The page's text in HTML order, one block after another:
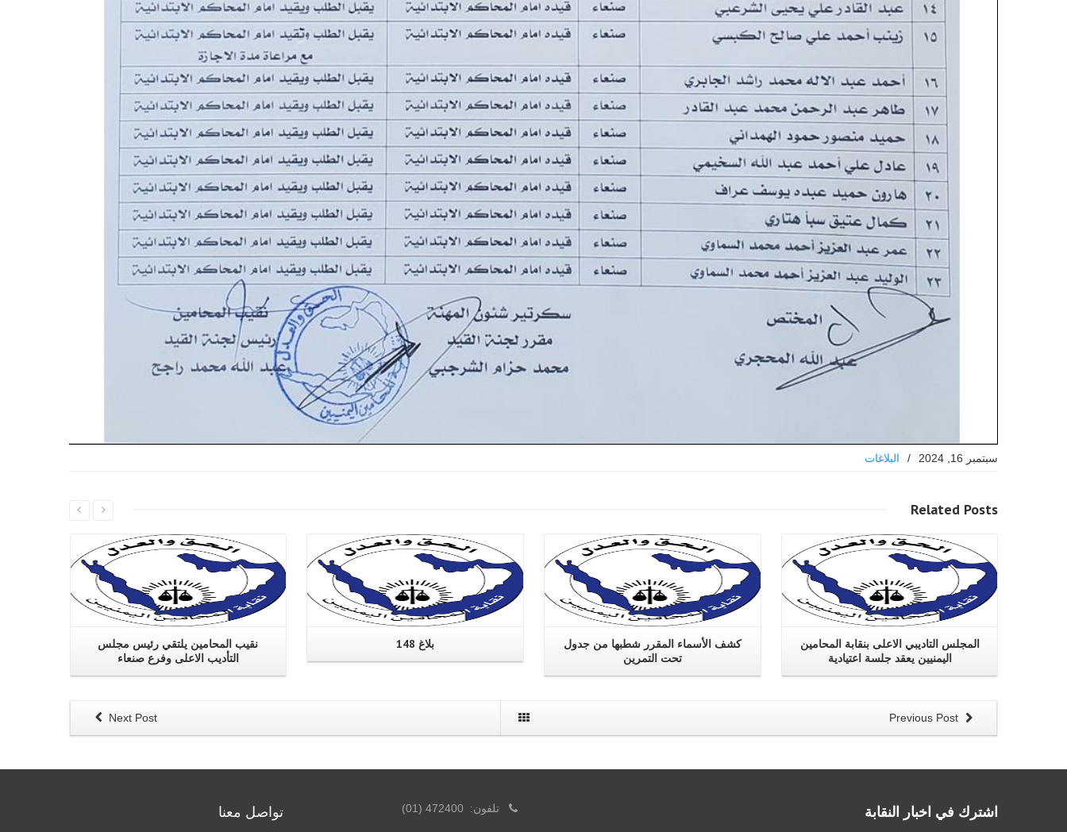
سبتمبر 16, 2024 / البلاغات
Related Posts
نقيب المحامين يلتقي رئيس مجلس
التأديب الاعلى وفرع صنعاء
بلاغ 148
كشف الأسماء المقرر شطبها من جدول
تحت التمرين
المجلس التاديبي الاعلى بنقابة المحامين
اليمنيين يعقد جلسة اعتيادية
Next Post
تواصل معنا تلفون: 472400 (01) اشترك في اخبار النقابة